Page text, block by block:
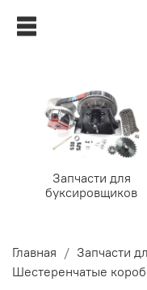
Запчасти для
буксировщиков
Главная Запчасти
Шестеренчатые